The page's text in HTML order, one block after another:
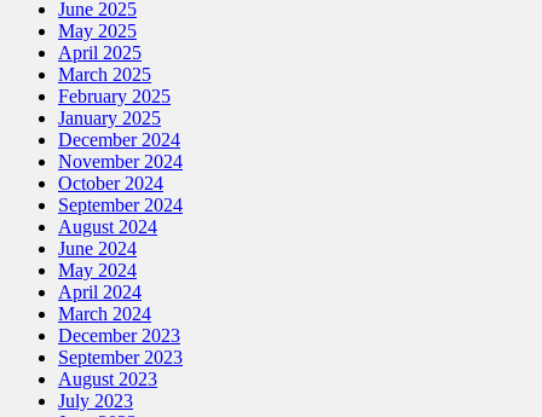
June 2025
May 2025
April 2025
March 2025
February 2025
January 2025
December 2024
November 2024
October 2024
September 2024
August 2024
June 2024
May 2024
April 2024
March 2024
December 2023
September 2023
August 2023
July 2023